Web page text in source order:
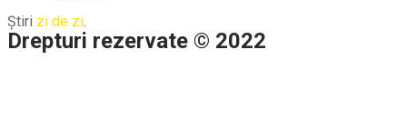
Știri zi de zi.
Drepturi rezervate © 2022